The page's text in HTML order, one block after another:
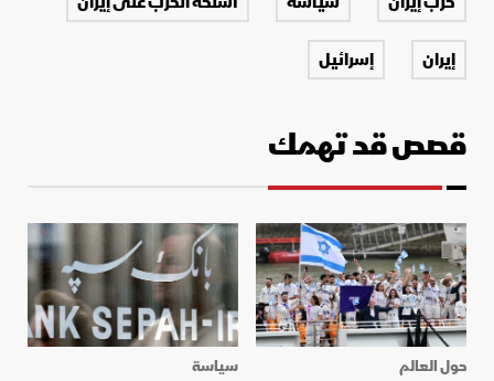
إيران
إسرائيل
قصص قد تهمك
حول العالم
سياسة